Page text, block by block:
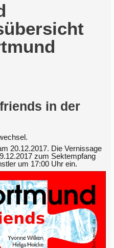
in der
20.12.2017. Die Vernissage
zum Sektempfang
um 17:00 Uhr ein.